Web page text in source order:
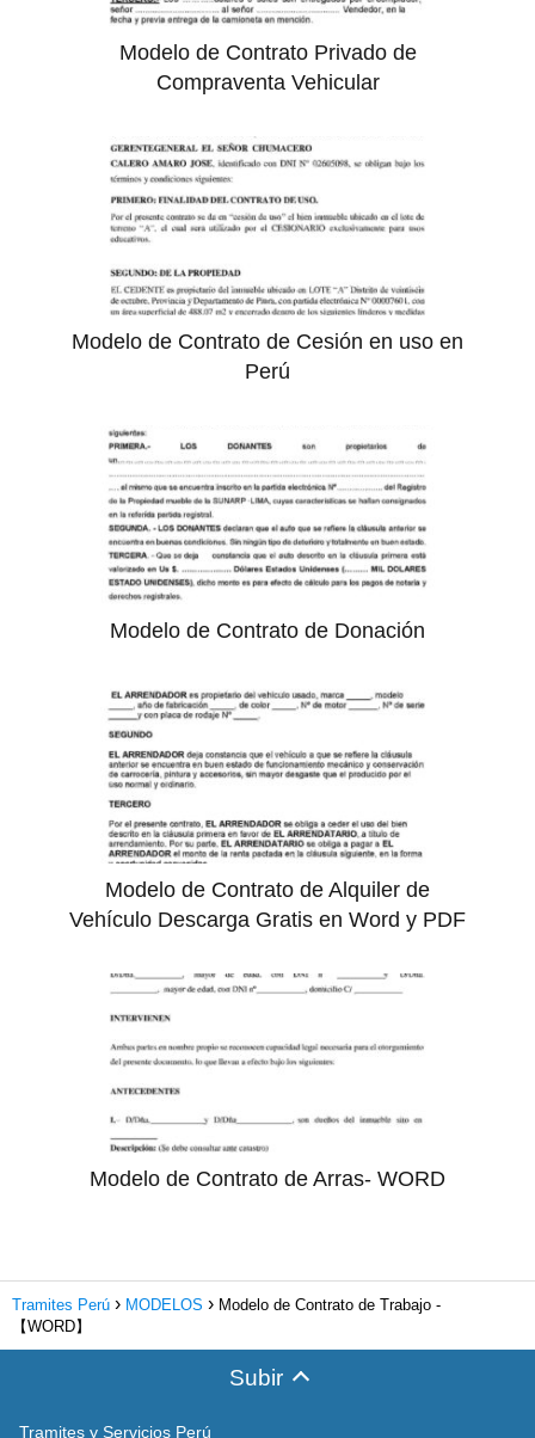
Modelo de Contrato Privado de
Compraventa Vehicular
Modelo de Contrato de Cesión en uso en
Perú
Modelo de Contrato de Donación
Modelo de Contrato de Alquiler de
Vehículo Descarga Gratis en Word y PDF
Modelo de Contrato de Arras- WORD
Tramites Perú MODELOS
Modelo de Contrato de Trabajo -
【WORD】
Subir
Tramites y Servicios Perú